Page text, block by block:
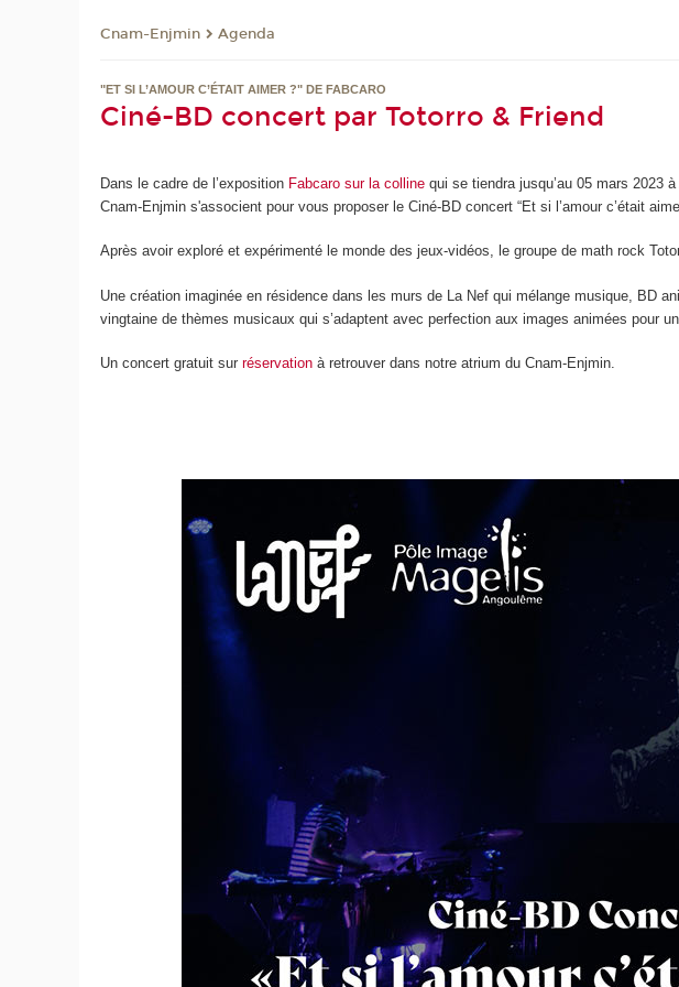
Cnam-Enjmin Agenda
"ET SI L’AMOUR C’ÉTAIT AIMER ?" DE FABCARO
Ciné-BD concert par Totorro & Friend
Dans le cadre de l’exposition Fabcaro sur la colline qui se tiendra jusqu’au 05 mars 2023
Cnam-Enjmin s'associent pour vous proposer le Ciné-BD concert “Et si l’amour c’était
Après avoir exploré et expérimenté le monde des jeux-vidéos, le groupe de math rock
Une création imaginée en résidence dans les murs de La Nef qui mélange musique, BD
vingtaine de thèmes musicaux qui s’adaptent avec perfection aux images animées pour
Un concert gratuit surréservation à retrouver dans notre atrium du Cnam-Enjmin.